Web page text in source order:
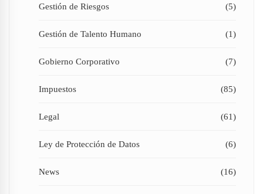
Gestión de Riesgos (5)
Gestión de Talento Humano (1)
Gobierno Corporativo (7)
Impuestos (85)
Legal (61)
Ley de Protección de Datos (6)
News (16)